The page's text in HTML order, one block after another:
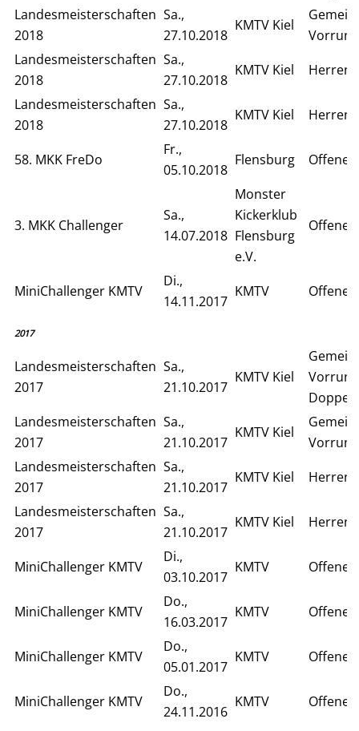
Landesmeisterschaften
2018
Sa.,
27.10.2018
KMTV Kiel
Landesmeisterschaften
2018
Sa.,
27.10.2018
KMTV Kiel
Herren
Landesmeisterschaften
2018
Sa.,
27.10.2018
KMTV Kiel Herren
58. MKK FreDo
Fr.,
05.10.2018
Flensburg
3. MKK Challenger
Sa.,
14.07.2018
Monster
Kickerklub
Flensburg
e.V.
MiniChallenger KMTV
Di.,
14.11.2017
KMTV Offenes
2017
Landesmeisterschaften
2017
Sa.,
21.10.2017
KMTV Kiel
Doppel
Landesmeisterschaften
2017
Sa.,
21.10.2017
KMTV Kiel
Landesmeisterschaften
2017
Sa.,
21.10.2017
KMTV Kiel
Herren
Landesmeisterschaften
2017
Sa.,
21.10.2017
KMTV Kiel Herren
MiniChallenger KMTV
Di.,
03.10.2017
KMTV
MiniChallenger KMTV
Do.,
16.03.2017
KMTV
MiniChallenger KMTV
Do.,
05.01.2017
KMTV
MiniChallenger KMTV
Do.,
24.11.2016
KMTV